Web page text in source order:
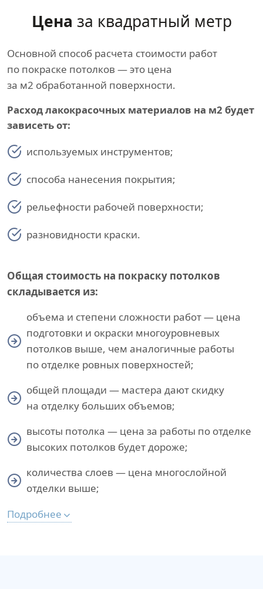
Цена за квадратный метр
Основной способ расчета стоимости работ
по покраске потолков — это цена
за м2 обработанной поверхности.
Расход лакокрасочных материалов на м2 будет
зависеть от:
используемых инструментов;
способа нанесения покрытия;
рельефности рабочей поверхности;
разновидности краски.
Общая стоимость на покраску потолков
складывается из:
объема и степени сложности работ — цена
подготовки и окраски многоуровневых
потолков выше, чем аналогичные работы
по отделке ровных поверхностей;
общей площади — мастера дают скидку
на отделку больших объемов;
высоты потолка — цена за работы по отделке
высоких потолков будет дороже;
количества слоев — цена многослойной
отделки выше;
Подробнее